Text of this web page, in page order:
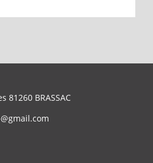
81260 BRASSAC